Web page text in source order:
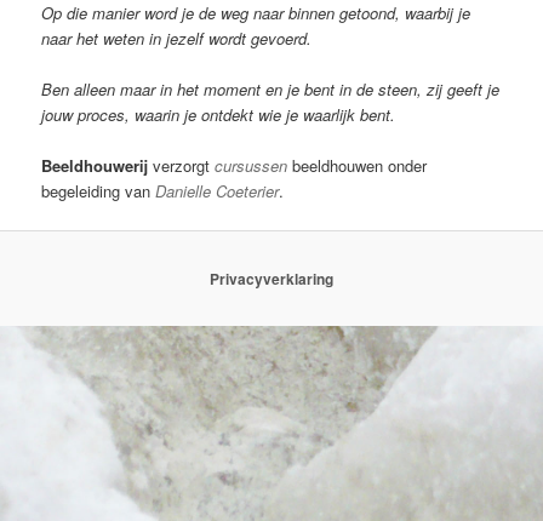
Op die manier word je de weg naar binnen getoond, waarbij je
naar het weten in jezelf wordt gevoerd.
Ben alleen maar in het moment en je bent in de steen, zij geeft je
jouw proces, waarin je ontdekt wie je waarlijk bent.
Beeldhouwerij verzorgtcursussen beeldhouwen onder
begeleiding vanDanielle Coeterier.
Privacyverklaring